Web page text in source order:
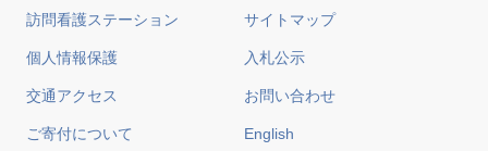
訪問看護ステーション サイトマップ
個人情報保護 入札公示
交通アクセス お問い合わせ
ご寄付について English